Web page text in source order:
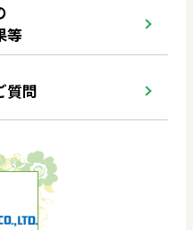
等
質問